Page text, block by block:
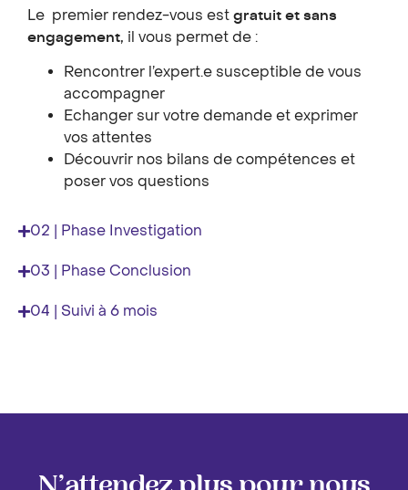
Le premier rendez-vous est gratuit et sans
engagement, il vous permet de :
Rencontrer l’expert.e susceptible de vous
accompagner
Echanger sur votre demande et exprimer
vos attentes
Découvrir nos bilans de compétences et
poser vos questions
02 | Phase Investigation
03 | Phase Conclusion
04 | Suivi à 6 mois